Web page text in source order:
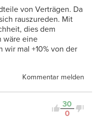
von Verträgen. Da
rauszureden. Mit
dies dem
wäre eine
mal +10% von der
Kommentar melden
30
0